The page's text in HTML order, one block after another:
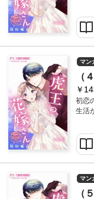
マン
（
￥
初恋
生活
マン
（